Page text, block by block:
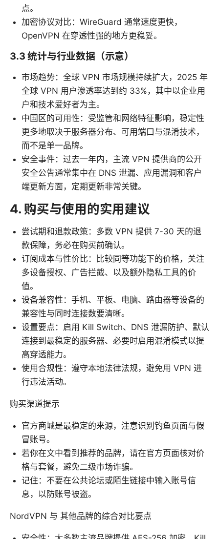
点。
加密协议对比：WireGuard 通常速度更快，
OpenVPN 在穿透性强的地方更稳妥。
3.3 统计与行业数据（示意）
市场趋势：全球 VPN 市场规模持续扩大，2025 年
全球 VPN 用户渗透率达到约 33%，其中以企业用
户和技术爱好者为主。
中国区的可用性：受监管和网络特征影响，稳定性
更多地取决于服务器分布、可用端口与混淆技术，
而不是单一品牌。
安全事件：过去一年内，主流 VPN 提供商的公开
安全公告通常集中在 DNS 泄漏、应用漏洞和客户
端更新方面，定期更新非常关键。
4. 购买与使用的实用建议
尝试期和退款政策：多数 VPN 提供 7-30 天的退
款保障，务必在购买前确认。
订阅成本与性价比：比较同等功能下的价格，关注
多设备授权、广告拦截、以及额外隐私工具的价
值。
设备兼容性：手机、平板、电脑、路由器等设备的
兼容性与同时连接数要清晰。
设置要点：启用 Kill Switch、DNS 泄漏防护、默认
连接到最稳定的服务器、必要时启用混淆模式以提
高穿透能力。
使用合规性：遵守本地法律法规，避免用 VPN 进
行违法活动。
购买渠道提示
官方商城是最稳定的来源，注意识别钓鱼页面与假
冒账号。
若你在文中看到推荐的品牌，请在官方页面核对价
格与套餐，避免二级市场诈骗。
记住：不要在公共论坛或陌生链接中输入账号信
息，以防账号被盗。
NordVPN 与 其他品牌的综合对比要点